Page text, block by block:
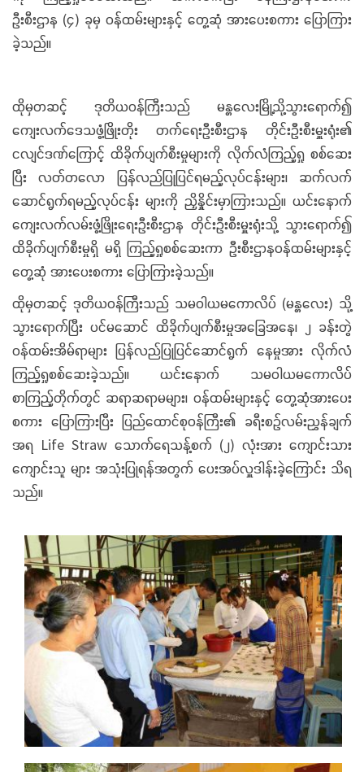
ဦးစီးဌာန (၄) ခုမှ ဝန်ထမ်းများနှင့် တွေ့ဆုံ အားပေးစကား ပြောကြား
ခဲ့သည်။
ထိုမှတဆင့် ဒုတိယဝန်ကြီးသည် မန္တလေးမြို့သို့သွားရောက်၍
ကျေးလက်ဒေသဖွံ့ဖြိုးတိုး တက်ရေးဦးစီးဌာန တိုင်းဦးစီးမှူးရုံး၏
ငလျင်ဒဏ်ကြောင့် ထိခိုက်ပျက်စီးမှုများကို လိုက်လံကြည့်ရှု စစ်ဆေး
ပြီး လတ်တလော ပြန်လည်ပြုပြင်ရမည့်လုပ်ငန်းများ၊ ဆက်လက်
ဆောင်ရွက်ရမည့်လုပ်ငန်း များကို ညှိနှိုင်းမှာကြားသည်။ ယင်းနောက်
ကျေးလက်လမ်းဖွံ့ဖြိုးရေးဦးစီးဌာန တိုင်းဦးစီးမှူးရုံးသို့ သွားရောက်၍
ထိခိုက်ပျက်စီးမှုရှိ မရှိ ကြည့်ရှုစစ်ဆေးကာ ဦးစီးဌာနဝန်ထမ်းများနှင့်
တွေ့ဆုံ အားပေးစကား ပြောကြားခဲ့သည်။
ထိုမှတဆင့် ဒုတိယဝန်ကြီးသည် သမဝါယမကောလိပ် (မန္တလေး) သို့
သွားရောက်ပြီး ပင်မဆောင် ထိခိုက်ပျက်စီးမှုအခြေအနေ၊ ၂ ခန်းတွဲ
ဝန်ထမ်းအိမ်ရာများ ပြန်လည်ပြုပြင်ဆောင်ရွက် နေမှုအား လိုက်လံ
ကြည့်ရှုစစ်ဆေးခဲ့သည်။ ယင်းနောက် သမဝါယမကောလိပ်
စာကြည့်တိုက်တွင် ဆရာဆရာမများ၊ ဝန်ထမ်းများနှင့် တွေ့ဆုံအားပေး
စကား ပြောကြားပြီး ပြည်ထောင်စုဝန်ကြီး၏ ခရီးစဉ်လမ်းညွှန်ချက်
အရ Life Straw သောက်ရေသန့်စက် (၂) လုံးအား ကျောင်းသား
ကျောင်းသူ များ အသုံးပြုရန်အတွက် ပေးအပ်လှူဒါန်းခဲ့ကြောင်း သိရ
သည်။